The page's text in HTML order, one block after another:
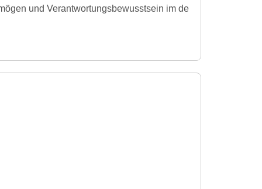
und Verantwortungsbewusstsein im de